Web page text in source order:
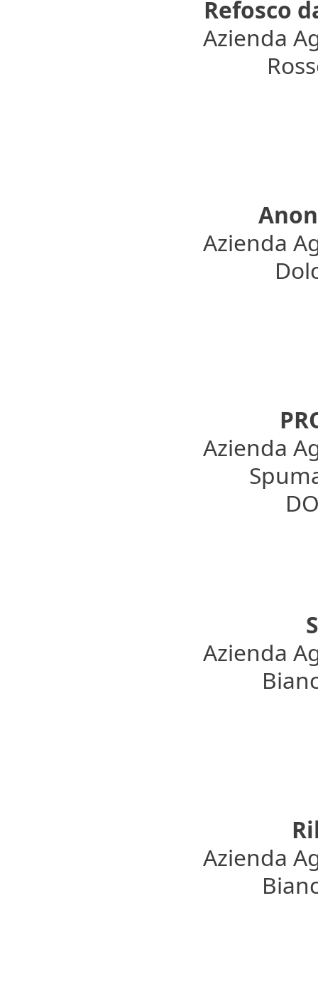
Refosco
Azienda
Azienda
Azienda
Azienda
Azienda